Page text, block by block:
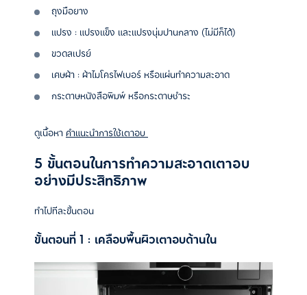
ถุงมือยาง
แปรง : แปรงแข็ง และแปรงนุ่มปานกลาง (ไม่มีก็ได้)
ขวดสเปรย์
เศษผ้า :ผ้าไมโครไฟเบอร์ หรือแผ่นทำความสะอาด
กระดาษหนังสือพิมพ์ หรือกระดาษชำระ
ดูเนื้อหา คำแนะนำการใช้เตาอบ
5 ขั้นตอนในการทำความสะอาดเตาอบ
อย่างมีประสิทธิภาพ
ทำไปทีละขั้นตอน
ขั้นตอนที่ 1 : เคลือบพื้นผิวเตาอบด้านใน